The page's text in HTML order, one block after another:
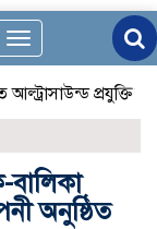
Toggle
navigation
প্রযুক্তি
বালিকা
অনুষ্ঠিত